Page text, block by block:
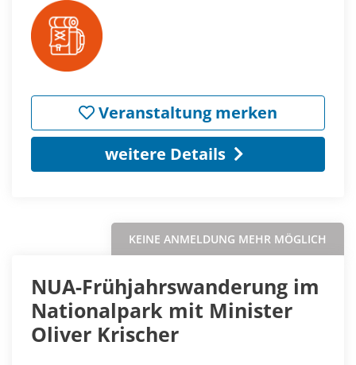
Veranstaltung merken
weitere Details
KEINE ANMELDUNG MEHR MÖGLICH
NUA-Frühjahrswanderung im
Nationalpark mit Minister
Oliver Krischer